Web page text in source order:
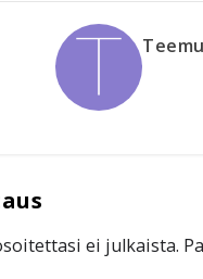
Teemu
ei julkaista.